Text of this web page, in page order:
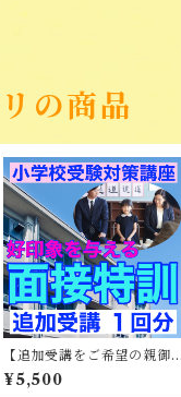
の商品
【追加受講をご希望の親御
様向け】好印象を与える面
接特訓 追加受講 1回分
¥5,500